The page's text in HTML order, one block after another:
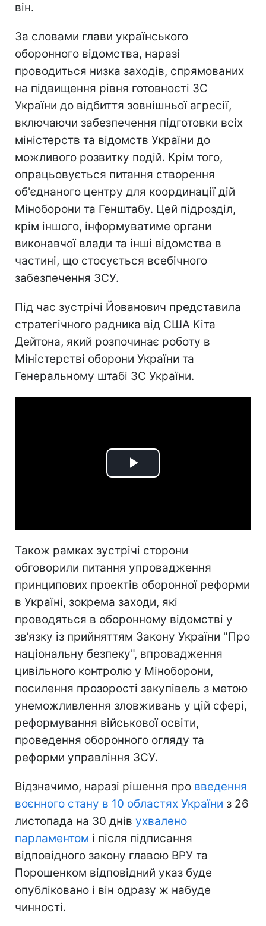
він.
За словами глави українського
оборонного відомства, наразі
проводиться низка заходів, спрямованих
на підвищення рівня готовності ЗС
України до відбиття зовнішньої агресії,
включаючи забезпечення підготовки всіх
міністерств та відомств України до
можливого розвитку подій. Крім того,
опрацьовується питання створення
об'єднаного центру для координації дій
Міноборони та Генштабу. Цей підрозділ,
крім іншого, інформуватиме органи
виконавчої влади та інші відомства в
частині, що стосується всебічного
забезпечення ЗСУ.
Під час зустрічі Йованович представила
стратегічного радника від США Кіта
Дейтона, який розпочинає роботу в
Міністерстві оборони України та
Генеральному штабі ЗС України.
Play
Також рамках зустрічі сторони
обговорили питання упровадження
принципових проектів оборонної реформи
в Україні, зокрема заходи, які
проводяться в оборонному відомстві у
зв’язку із прийняттям Закону України "Про
національну безпеку", впровадження
цивільного контролю у Міноборони,
посилення прозорості закупівель з метою
унеможливлення зловживань у цій сфері,
реформування військової освіти,
проведення оборонного огляду та
реформи управління ЗСУ.
Відзначимо, наразі рішення про введення
воєнного стану в 10 областях України з 26
листопада на 30 днів ухвалено
парламентом і після підписання
відповідного закону главою ВРУ та
Порошенком відповідний указ буде
опубліковано і він одразу ж набуде
чинності.